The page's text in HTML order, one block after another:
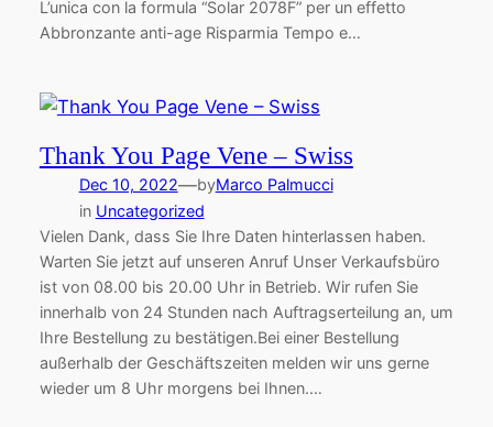
L’unica con la formula “Solar 2078F” per un effetto
Abbronzante anti-age Risparmia Tempo e…
Thank You Page Vene – Swiss
Dec 10, 2022—byMarco Palmucci
in Uncategorized
Vielen Dank, dass Sie Ihre Daten hinterlassen haben.
Warten Sie jetzt auf unseren Anruf Unser Verkaufsbüro
ist von 08.00 bis 20.00 Uhr in Betrieb. Wir rufen Sie
innerhalb von 24 Stunden nach Auftragserteilung an, um
Ihre Bestellung zu bestätigen.Bei einer Bestellung
außerhalb der Geschäftszeiten melden wir uns gerne
wieder um 8 Uhr morgens bei Ihnen.…